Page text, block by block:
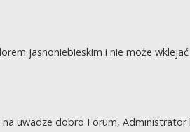
jasnoniebieskim i nie może
uwadze dobro Forum,